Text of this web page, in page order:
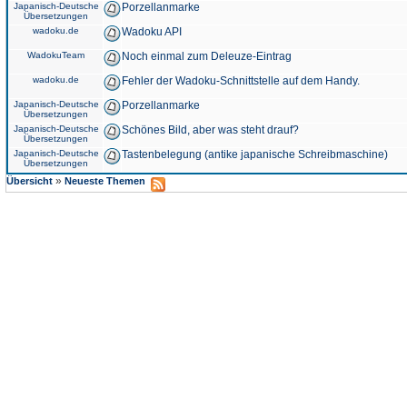
Japanisch-Deutsche
Übersetzungen
Porzellanmarke
wadoku.de Wadoku API
WadokuTeam Noch einmal zum Deleuze-Eintrag
wadoku.de Fehler der Wadoku-Schnittstelle auf dem Handy.
Japanisch-Deutsche
Übersetzungen
Porzellanmarke
Japanisch-Deutsche
Übersetzungen
Schönes Bild, aber was steht drauf?
Japanisch-Deutsche
Übersetzungen
Tastenbelegung (antike japanische Schreibmaschine)
Übersicht » Neueste Themen